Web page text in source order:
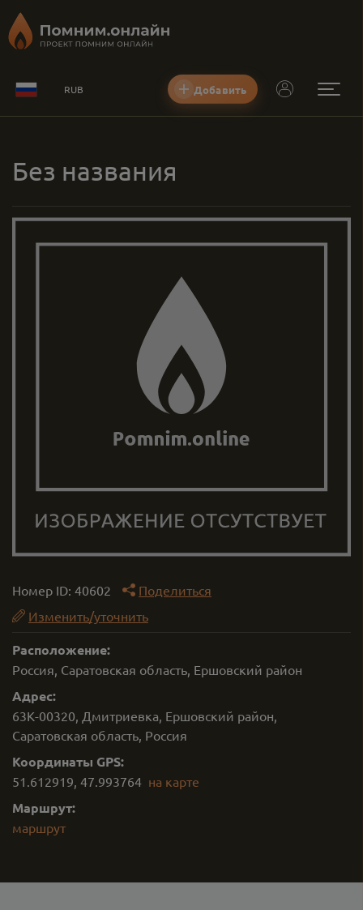
RUB Добавить
Без названия
Номер ID: 40602
Поделиться
Изменить/уточнить
Расположение:
Россия, Саратовская область, Ершовский район
Адрес:
63К-00320, Дмитриевка, Ершовский район,
Саратовская область, Россия
Координаты GPS:
51.612919, 47.993764 на карте
Маршрут:
маршрут